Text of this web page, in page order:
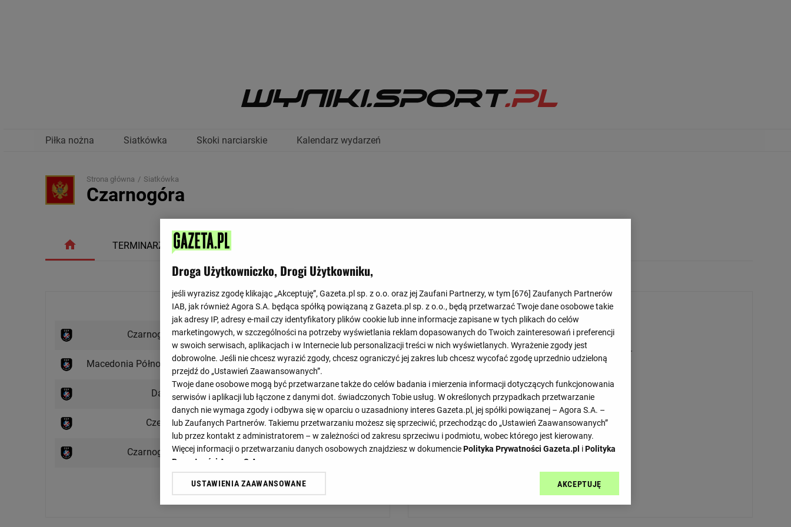
Piłka nożna Siatkówka Skoki narciarskie Kalendarz wydarzeń
Strona główna Siatkówka
Czarnogóra
TERMINARZ TABELA
Ostatnie mecze
Czarnogóra 0 : 3
koniec
Holandia
Macedonia Północna 3 : 0
koniec
Czarnogóra
Dania 1 : 3
koniec
Czarnogóra
Czechy 3 : 0 Czarnogóra
Czarnogóra 0 : 3
koniec
Polska
Przepraszamy, brak danych.
Droga Użytkowniczko, Drogi Użytkowniku,
jeśli wyrazisz zgodę klikając „Akceptuję”, Gazeta.pl sp. z o.o. oraz jej Zaufani Partnerzy, w tym [676] Zaufanych Partnerów
IAB, jak również Agora S.A. będąca spółką powiązaną z Gazeta.pl sp. z o.o., będą przetwarzać Twoje dane osobowe takie
jak adresy IP, adresy e-mail czy identyfikatory plików cookie lub inne informacje zapisane w tych plikach do celów
marketingowych, w szczególności na potrzeby wyświetlania reklam dopasowanych do Twoich zainteresowań i preferencji
w swoich serwisach, aplikacjach i w Internecie lub personalizacji treści w nich wyświetlanych. Wyrażenie zgody jest
dobrowolne. Jeśli nie chcesz wyrazić zgody, chcesz ograniczyć jej zakres lub chcesz wycofać zgodę uprzednio udzieloną
przejdź do „Ustawień Zaawansowanych”.
Twoje dane osobowe mogą być przetwarzane także do celów badania i mierzenia informacji dotyczących funkcjonowania
serwisów i aplikacji lub łączone z danymi dot. świadczonych Tobie usług. W określonych przypadkach przetwarzanie
danych nie wymaga zgody i odbywa się w oparciu o uzasadniony interes Gazeta.pl, jej spółki powiązanej – Agora S.A. –
lub Zaufanych Partnerów. Takiemu przetwarzaniu możesz się sprzeciwić, przechodząc do „Ustawień Zaawansowanych”
lub przez kontakt z administratorem – w zależności od zakresu sprzeciwu i podmiotu, wobec którego jest kierowany.
Więcej informacji o przetwarzaniu danych osobowych znajdziesz w dokumenciePolityka Prywatności Gazeta.pl iPolityka
Prywatności Agora S.A.
Klikając „Akceptuję” wyrażasz też zgodę na zainstalowanie i przechowywanie plików cookie Gazeta.pl sp. z o.o., jej
USTAWIENIA ZAAWANSOWANE AKCEPTUJĘ